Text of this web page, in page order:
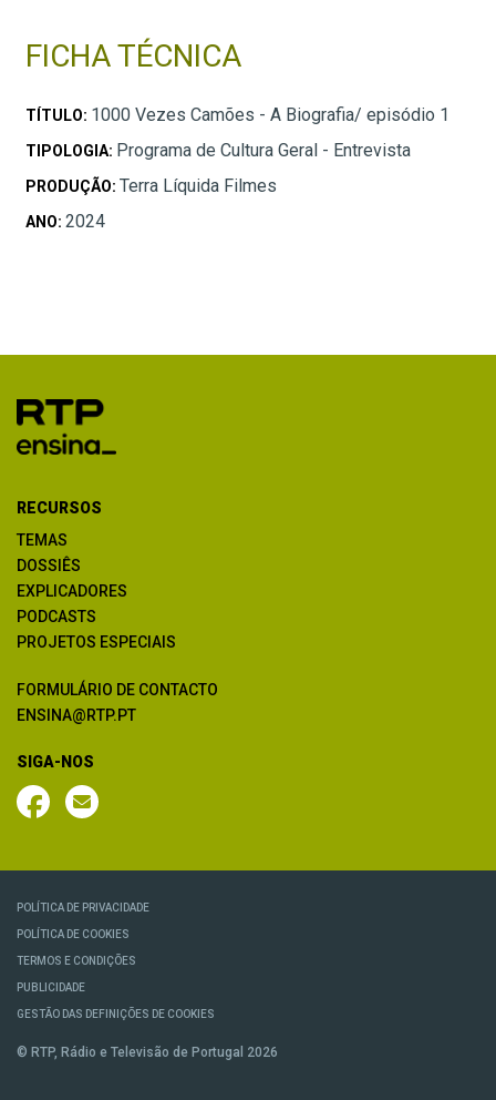
FICHA TÉCNICA
TÍTULO: 1000 Vezes Camões - A Biografia/ episódio 1
TIPOLOGIA: Programa de Cultura Geral - Entrevista
PRODUÇÃO: Terra Líquida Filmes
ANO: 2024
RECURSOS
TEMAS
DOSSIÊS
EXPLICADORES
PODCASTS
PROJETOS ESPECIAIS
FORMULÁRIO DE CONTACTO
ENSINA@RTP.PT
SIGA-NOS
POLÍTICA DE PRIVACIDADE
POLÍTICA DE COOKIES
TERMOS E CONDIÇÕES
PUBLICIDADE
GESTÃO DAS DEFINIÇÕES DE COOKIES
© RTP, Rádio e Televisão de Portugal 2026